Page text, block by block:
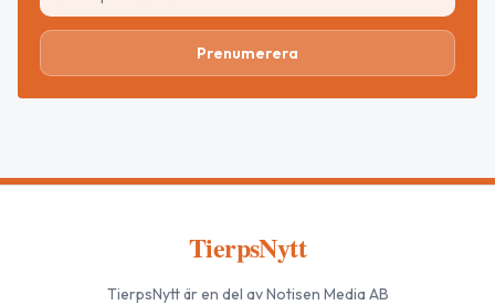
Prenumerera
TierpsNytt
TierpsNyttär en del av Notisen Media AB